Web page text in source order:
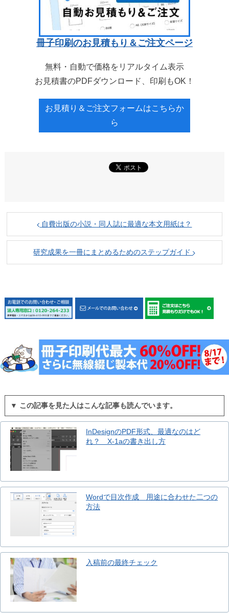
冊子印刷のお見積もり＆ご注文ページ
無料・自動で価格をリアルタイム表示
お見積書のPDFダウンロード、印刷もOK！
お見積り＆ご注文フォームはこちらか
ら
自費出版の小説・同人誌に最適な本文用紙は？
研究成果を一冊にまとめるためのステップガイド
▼ この記事を見た人はこんな記事も読んでいます。
InDesignのPDF形式、最適なのはど
れ？ X-1aの書き出し方
Wordで目次作成 用途に合わせた二つの
方法
入稿前の最終チェック